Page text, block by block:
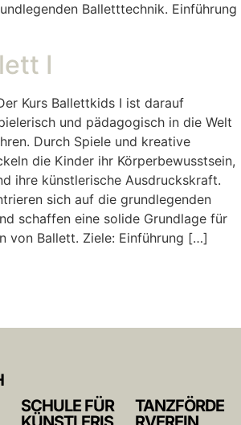
Balletttechnik. Einführung
I
Kurs Ballettkids I ist darauf
und pädagogisch in die Welt
Durch Spiele und kreative
die Kinder ihr Körperbewusstsein,
ihre künstlerische Ausdruckskraft.
sich auf die grundlegenden
schaffen eine solide Grundlage für
von Ballett. Ziele: Einführung […]
SCHULE FÜR
TANZFÖRDE